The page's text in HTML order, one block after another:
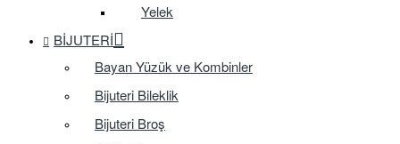
Yelek
BIJUTERI
Bayan Yüzük ve Kombinler
Bijuteri Bileklik
Bijuteri Broş